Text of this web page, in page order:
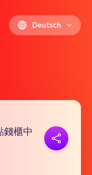
Deutsch
錢櫃中
kopieren